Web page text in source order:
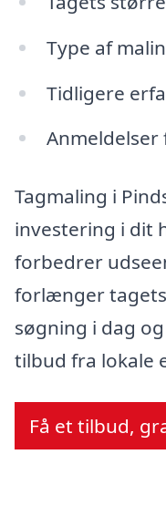
Type af
Tidligere
Tagmaling i
investering i dit
forbedrer
forlænger
søgning i dag
tilbud fra lokale
Få et tilbud,